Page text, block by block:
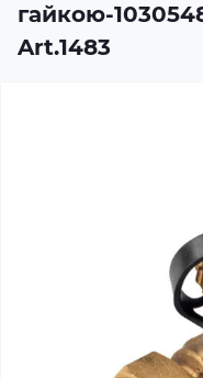
гайкою-
Art.1483